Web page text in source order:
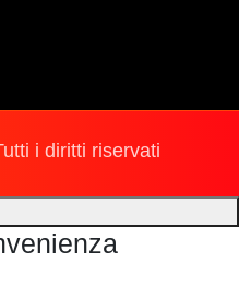
i diritti riservati